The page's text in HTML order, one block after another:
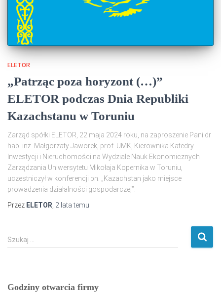
ELETOR
„Patrząc poza horyzont (…)”
ELETOR podczas Dnia Republiki
Kazachstanu w Toruniu
Zarząd spółki ELETOR, 22 maja 2024 roku, na zaproszenie Pani dr
hab. inż. Małgorzaty Jaworek, prof. UMK, Kierownika Katedry
Inwestycji i Nieruchomości na Wydziale Nauk Ekonomicznych i
Zarządzania Uniwersytetu Mikołaja Kopernika w Toruniu,
uczestniczył w konferencji pn. „Kazachstan jako miejsce
prowadzenia działalności gospodarczej”.
Przez ELETOR, 2 latatemu
S
z
j
Szukaj …
Godziny otwarcia firmy